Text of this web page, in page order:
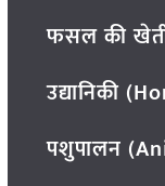
फसल की
उद्यानिकी
पशुपालन